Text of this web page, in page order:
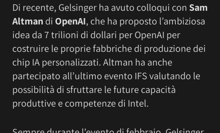
Di recente, Gelsinger ha avuto colloqui con Sam
Altmandi OpenAI, che ha proposto l’ambiziosa
idea da 7 trilioni di dollari per OpenAI per
costruire le proprie fabbriche di produzione dei
chip IA personalizzati. Altman ha anche
partecipato all’ultimo evento IFS valutando le
possibilità di sfruttare le future capacità
produttive e competenze di Intel.